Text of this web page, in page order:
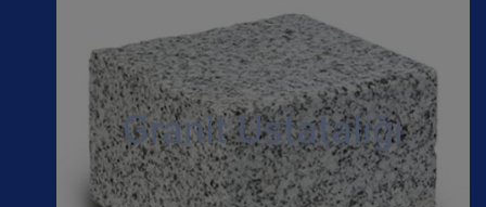
Granit Ustatalığı